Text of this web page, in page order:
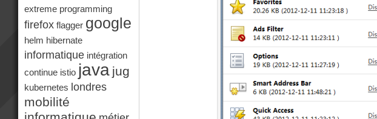
extreme programming
firefox flagger google
helm hibernate
informatique intégration
continue istio java jug
kubernetes londres
mobilité